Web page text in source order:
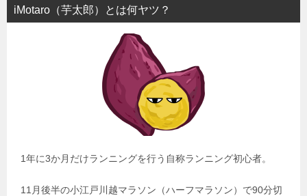
iMotaro（芋太郎）とは何ヤツ？
1年に3か月だけランニングを行う自称ランニング初心者。
11月後半の小江戸川越マラソン（ハーフマラソン）で90分切